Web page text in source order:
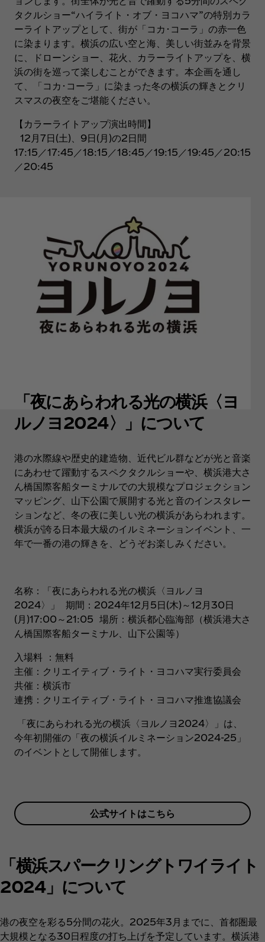
タクルショー“ハイライト・オブ・ヨコハマ”の特別カラ
ーライトアップとして、街が「コカ･コーラ」の赤一色
に染まります。横浜の広い空と海、美しい街並みを背景
に、ドローンショー、花火、カラーライトアップを、横
浜の街を巡って楽しむことができます。本企画を通し
て、「コカ･コーラ」に染まった冬の横浜の輝きとクリ
スマスの夜空をご堪能ください。
【カラーライトアップ演出時間】
12月7日(土)、9日(月)の2日間
17:15／17:45／18:15／18:45／19:15／19:45／20:15
／20:45
「夜にあらわれる光の横浜〈ヨ
ルノヨ2024〉」について
港の水際線や歴史的建造物、近代ビル群などが光と音楽
にあわせて躍動するスペクタクルショーや、横浜港大さ
ん橋国際客船ターミナルでの大規模なプロジェクション
マッピング、山下公園で展開する光と音のインスタレー
ションなど、冬の夜に美しい光の横浜があらわれます。
横浜が誇る日本最大級のイルミネーションイベント、一
年で一番の港の輝きを、どうぞお楽しみください。
名称：「夜にあらわれる光の横浜〈ヨルノヨ
2024〉」 期間：2024年12月5日(木)～12月30日
(月)17:00～21:05 場所：横浜都心臨海部（横浜港大さ
ん橋国際客船ターミナル、山下公園等）
入場料 ：無料
主催：クリエイティブ・ライト・ヨコハマ実行委員会
共催：横浜市
連携：クリエイティブ・ライト・ヨコハマ推進協議会
「夜にあらわれる光の横浜〈ヨルノヨ2024〉」は、
今年初開催の「夜の横浜イルミネーション2024-25」
のイベントとして開催します。
公式サイトはこちら
「横浜スパークリングトワイライト
2024」について
港の夜空を彩る5分間の花火。2025年3月までに、首都圏最
大規模となる30日程度の打ち上げを予定しています。横浜港